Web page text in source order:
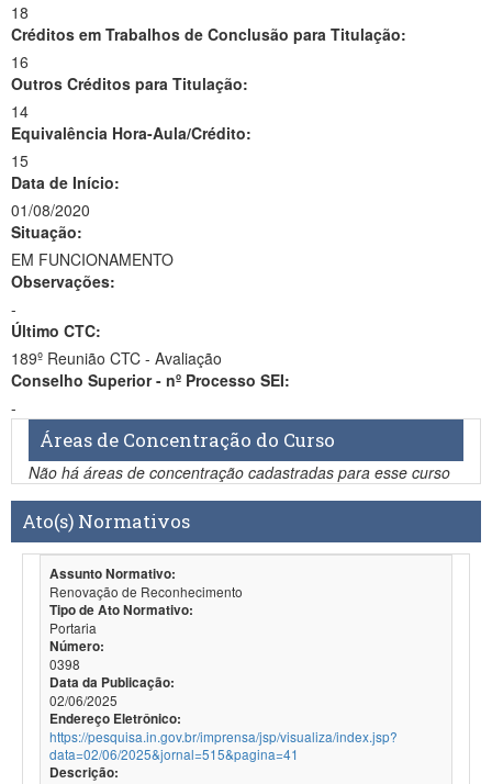
18
Créditos em Trabalhos de Conclusão para Titulação:
16
Outros Créditos para Titulação:
14
Equivalência Hora-Aula/Crédito:
15
Data de Início:
01/08/2020
Situação:
EM FUNCIONAMENTO
Observações:
-
Último CTC:
189º Reunião CTC - Avaliação
Conselho Superior - nº Processo SEI:
-
Áreas de Concentração do Curso
Não há áreas de concentração cadastradas para esse curso
Ato(s) Normativos
Assunto Normativo:
Renovação de Reconhecimento
Tipo de Ato Normativo:
Portaria
Número:
0398
Data da Publicação:
02/06/2025
Endereço Eletrônico:
https://pesquisa.in.gov.br/imprensa/jsp/visualiza/index.jsp?
data=02/06/2025&jornal=515&pagina=41
Descrição: